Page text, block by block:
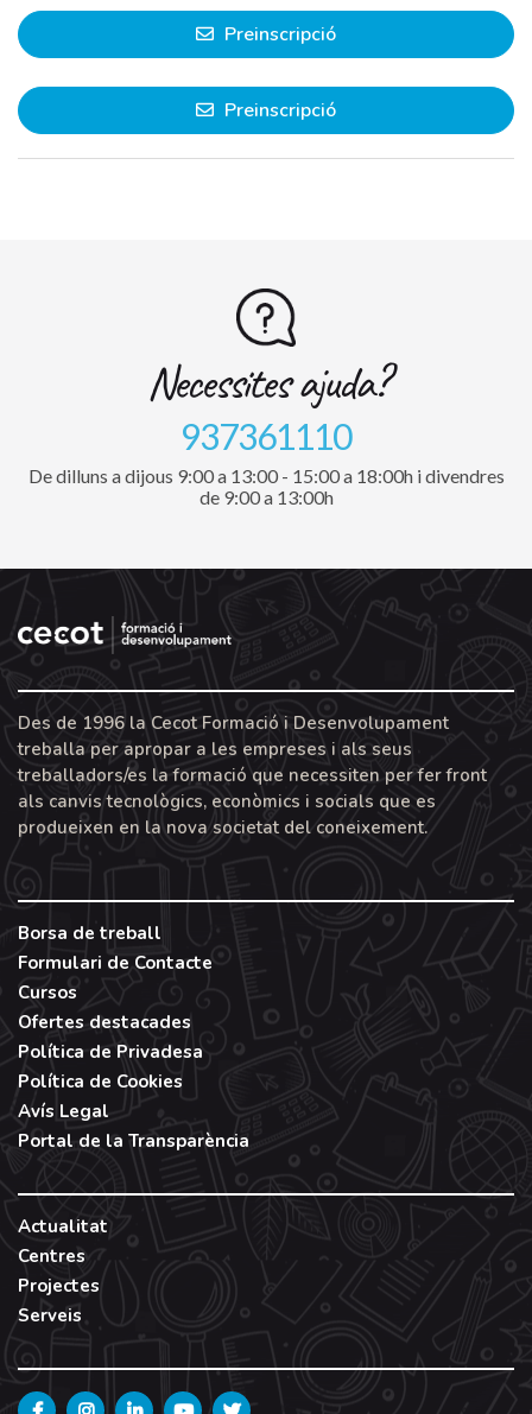
Preinscripció
Preinscripció
Necessites ajuda?
937361110
De dilluns a dijous 9:00 a 13:00 - 15:00 a 18:00h i divendres
de 9:00 a 13:00h
Des de 1996 la Cecot Formació i Desenvolupament
treballa per apropar a les empreses i als seus
treballadors/es la formació que necessiten per fer front
als canvis tecnològics, econòmics i socials que es
produeixen en la nova societat del coneixement.
Borsa de treball
Formulari de Contacte
Cursos
Ofertes destacades
Política de Privadesa
Política de Cookies
Avís Legal
Portal de la Transparència
Actualitat
Centres
Projectes
Serveis